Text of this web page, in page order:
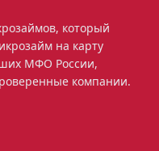
который
на карту
МФО России,
компании.